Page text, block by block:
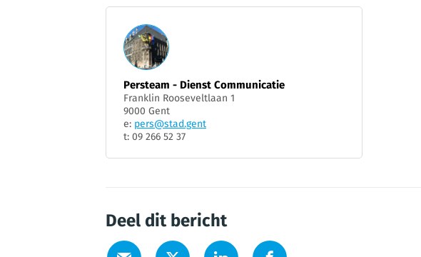
Persteam - Dienst Communicatie
Franklin Rooseveltlaan 1
9000 Gent
e: pers@stad.gent
t: 09 266 52 37
Deel dit bericht